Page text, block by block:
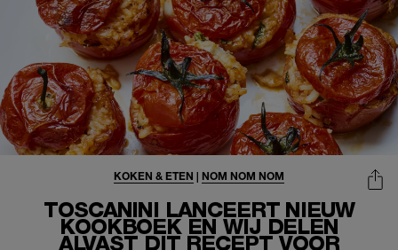
TOSCANINI LANCEERT NIEUW
KOOKBOEK EN WIJ DELEN
ALVAST DIT RECEPT VOOR
KOKEN & ETEN | NOM NOM NOM